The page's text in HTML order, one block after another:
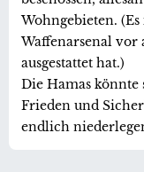
Wohngebieten.
Waffenarsenal
ausgestattet hat.)
Die Hamas
Frieden und
endlich